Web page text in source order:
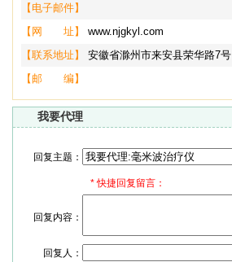
【电子邮件】
【网 址】
www.njgkyl.com
【联系地址】
安徽省滁州市来安县荣华路7号
【邮 编】
我要代理
回复主题：
*快捷回复留言：
回复内容：
回复人：